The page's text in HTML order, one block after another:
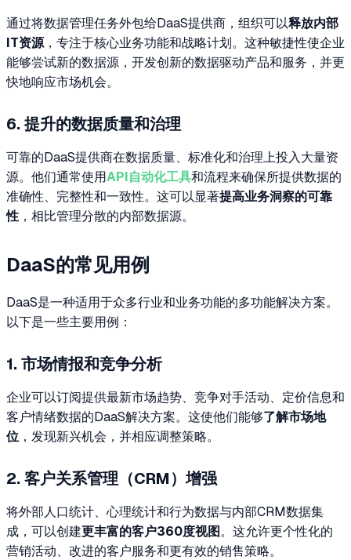
通过将数据管理任务外包给DaaS提供商，组织可以释放内部
IT资源，专注于核心业务功能和战略计划。这种敏捷性使企业
能够尝试新的数据源，开发创新的数据驱动产品和服务，并更
快地响应市场机会。
6. 提升的数据质量和治理
可靠的DaaS提供商在数据质量、标准化和治理上投入大量资
源。他们通常使用API自动化工具和流程来确保所提供数据的
准确性、完整性和一致性。这可以显著提高业务洞察的可靠
性 ，相比管理分散的内部数据源。
DaaS的常见用例
DaaS是一种适用于众多行业和业务功能的多功能解决方案。
以下是一些主要用例：
1. 市场情报和竞争分析
企业可以订阅提供最新市场趋势、竞争对手活动、定价信息和
客户情绪数据的DaaS解决方案。这使他们能够了解市场地
位 ，发现新兴机会，并相应调整策略。
2. 客户关系管理（CRM）增强
将外部人口统计、心理统计和行为数据与内部CRM数据集
成，可以创建更丰富的客户360度视图。这允许更个性化的
营销活动、改进的客户服务和更有效的销售策略。